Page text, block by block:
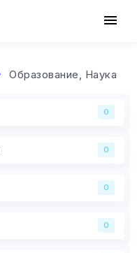
Образование, Наука
0
0
0
0